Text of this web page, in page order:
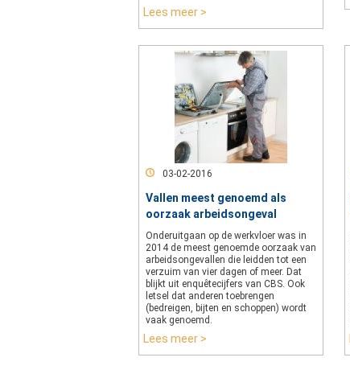
Lees meer >
03-02-2016
Vallen meest genoemd als
oorzaak arbeidsongeval
Onderuitgaan op de werkvloer was in
2014 de meest genoemde oorzaak van
arbeidsongevallen die leidden tot een
verzuim van vier dagen of meer. Dat
blijkt uit enquêtecijfers van CBS. Ook
letsel dat anderen toebrengen
(bedreigen, bijten en schoppen) wordt
vaak genoemd.
Lees meer >